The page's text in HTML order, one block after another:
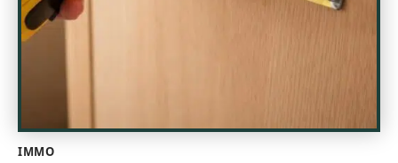
IMMO